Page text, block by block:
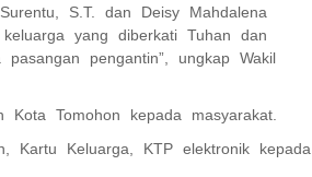
S.T. dan Deisy Mahdalena
yang diberkati Tuhan dan
pengantin”, ungkap Wakil
Tomohon kepada masyarakat.
Kartu Keluarga, KTP elektronik kepada